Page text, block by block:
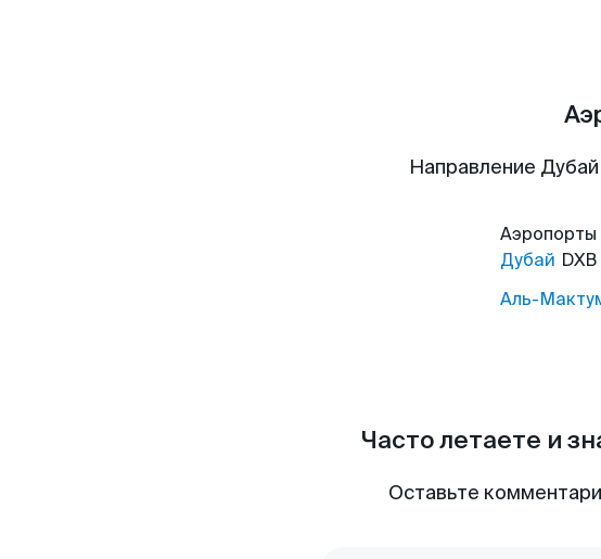
Направление
Аэропорты
Дубай DXB
Аль-
Часто летаете и
Оставьте